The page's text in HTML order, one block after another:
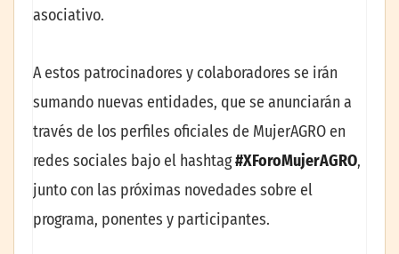
asociativo.
A estos patrocinadores y colaboradores se irán
sumando nuevas entidades, que se anunciarán a
través de los perfiles oficiales de MujerAGRO en
redes sociales bajo el hashtag#XForoMujerAGRO,
junto con las próximas novedades sobre el
programa, ponentes y participantes.